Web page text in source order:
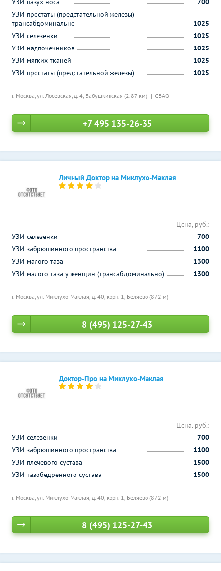
г. Москва, ул. Лосевская, д. 4, Бабушкинская (2.87 км) СВАО
УЗИ пазух носа
700
УЗИ простаты (предстательной железы)
трансабдоминально
1025
УЗИ селезенки
1025
УЗИ надпочечников
1025
УЗИ мягких тканей
1025
УЗИ простаты (предстательной железы)
1025
+7 495 135-26-35
Личный Доктор на Миклухо-Маклая
г. Москва, ул. Миклухо-Маклая, д. 40, корп. 1, Беляево (872 м)
Цена, руб.:
УЗИ селезенки
700
УЗИ забрюшинного пространства
1100
УЗИ малого таза
1300
УЗИ малого таза у женщин (трансабдоминально)
1300
8 (495) 125-27-43
Доктор-Про на Миклухо-Маклая
г. Москва, ул. Миклухо-Маклая, д. 40, корп. 1, Беляево (872 м)
Цена, руб.:
УЗИ селезенки
700
УЗИ забрюшинного пространства
1100
УЗИ плечевого сустава
1500
УЗИ тазобедренного сустава
1500
8 (495) 125-27-43